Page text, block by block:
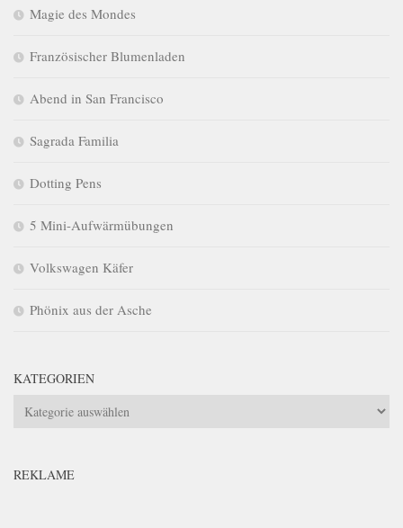
Magie des Mondes
Französischer Blumenladen
Abend in San Francisco
Sagrada Familia
Dotting Pens
5 Mini-Aufwärmübungen
Volkswagen Käfer
Phönix aus der Asche
KATEGORIEN
Kategorien
REKLAME